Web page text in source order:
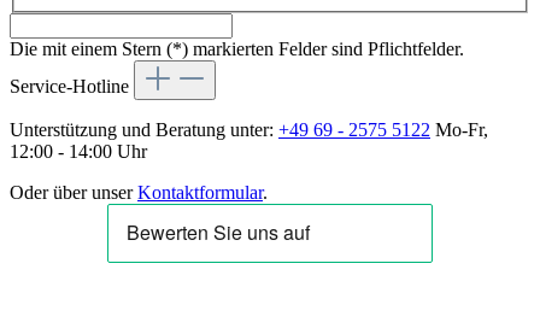
Die mit einem Stern (*) markierten Felder sind Pflichtfelder.
Service-Hotline
Unterstützung und Beratung unter: +49 69 - 2575 5122 Mo-Fr,
12:00 - 14:00 Uhr
Oder über unserKontaktformular.